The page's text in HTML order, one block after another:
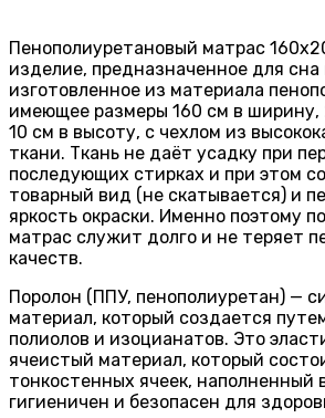
Пенополиуретановый матрас
изделие, предназначенное для
изготовленное из материала
имеющее размеры 160 см в ширину,
10 см в высоту, с чехлом из
ткани. Ткань не даёт усадку при
последующих стирках и при этом
товарный вид (не скатывается) и
яркость окраски. Именно поэтому
матрас служит долго и не теряет
качеств.
Поролон (ППУ, пенополиуретан) —
материал, который создается
полиолов и изоцианатов. Это
ячеистый материал, который
тонкостенных ячеек, наполненный
гигиеничен и безопасен для